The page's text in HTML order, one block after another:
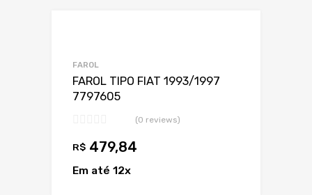
FAROL
FAROL TIPO FIAT 1993/1997
7797605
(0 reviews)
R$ 479,84
Em até 12x